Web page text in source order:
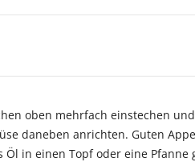
oben mehrfach einstechen
daneben anrichten. Guten
Öl in einen Topf oder eine